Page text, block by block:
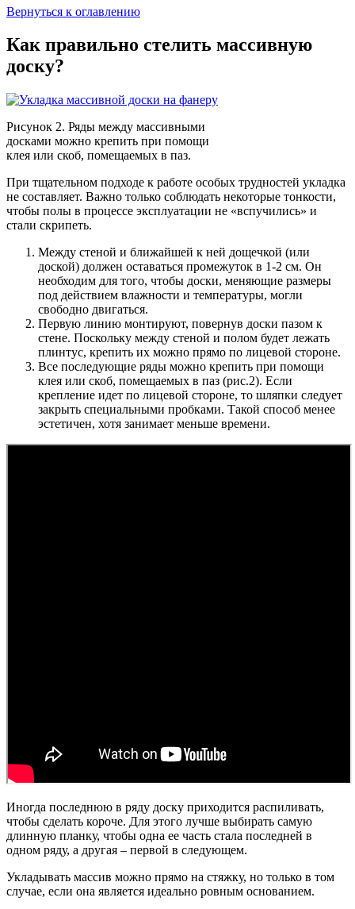
Вернуться к оглавлению
Как правильно стелить массивную
доску?
Рисунок 2. Ряды между массивными
досками можно крепить при помощи
клея или скоб, помещаемых в паз.
При тщательном подходе к работе особых трудностей укладка
не составляет. Важно только соблюдать некоторые тонкости,
чтобы полы в процессе эксплуатации не «вспучились» и
стали скрипеть.
Между стеной и ближайшей к ней дощечкой (или
доской) должен оставаться промежуток в 1-2 см. Он
необходим для того, чтобы доски, меняющие размеры
под действием влажности и температуры, могли
свободно двигаться.
Первую линию монтируют, повернув доски пазом к
стене. Поскольку между стеной и полом будет лежать
плинтус, крепить их можно прямо по лицевой стороне.
Все последующие ряды можно крепить при помощи
клея или скоб, помещаемых в паз (рис.2). Если
крепление идет по лицевой стороне, то шляпки следует
закрыть специальными пробками. Такой способ менее
эстетичен, хотя занимает меньше времени.
Иногда последнюю в ряду доску приходится распиливать,
чтобы сделать короче. Для этого лучше выбирать самую
длинную планку, чтобы одна ее часть стала последней в
одном ряду, а другая – первой в следующем.
Укладывать массив можно прямо на стяжку, но только в том
случае, если она является идеально ровным основанием.